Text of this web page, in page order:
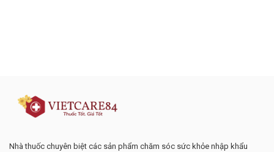
Nhà thuốc chuyên biệt các sản phẩm chăm sóc sức khỏe nhập khẩu